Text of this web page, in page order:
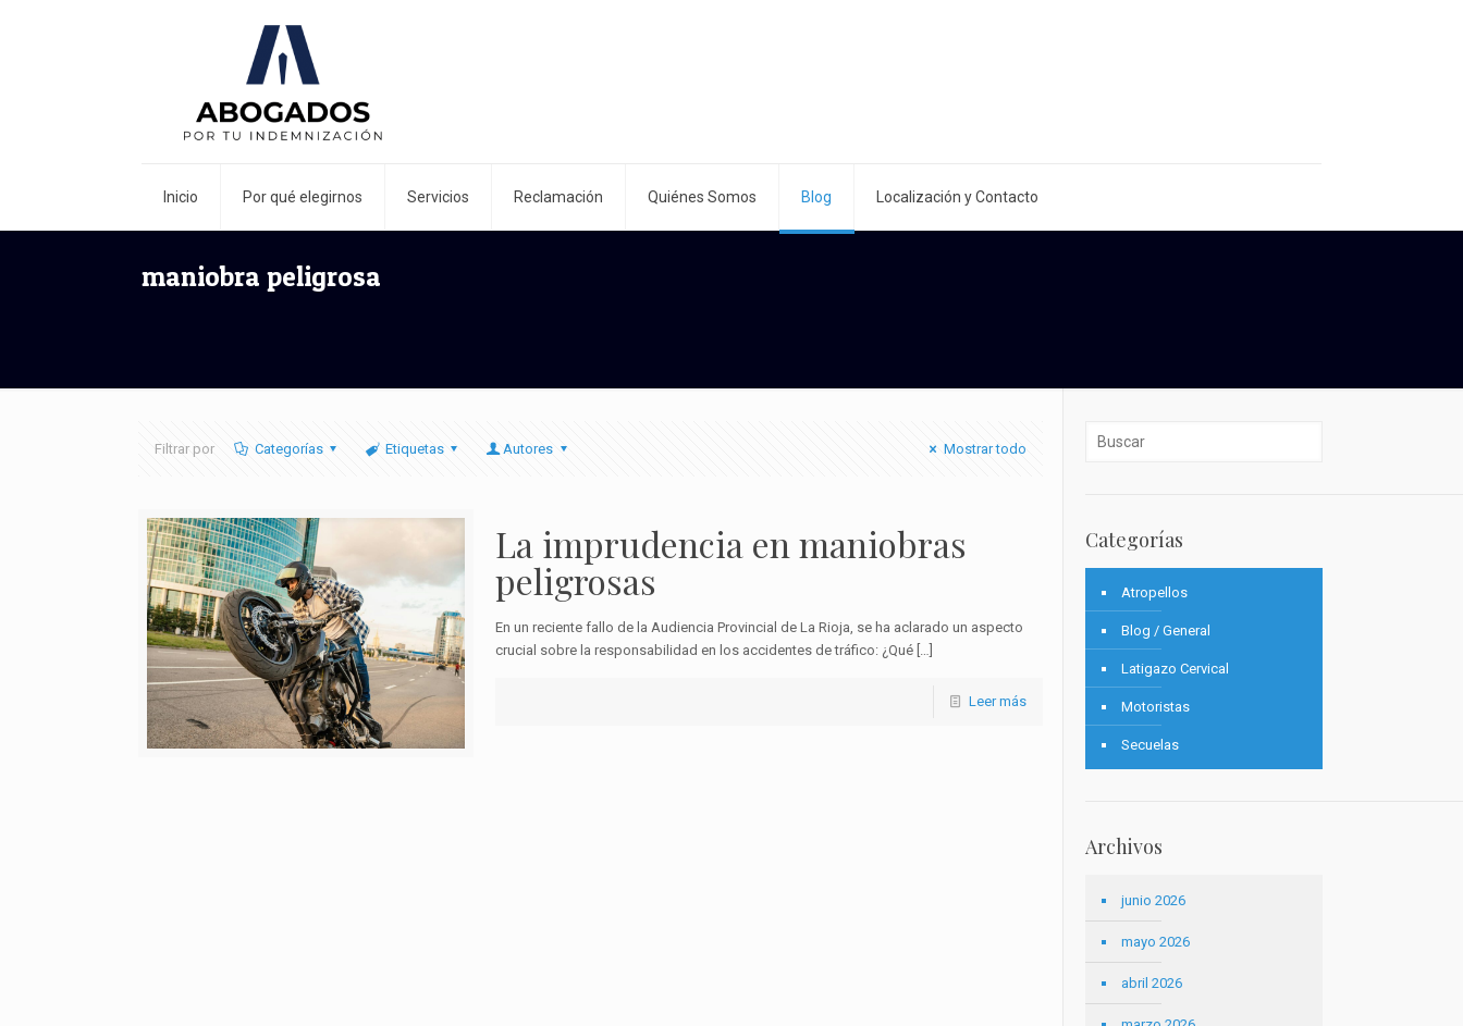
Inicio Por qué elegirnos Servicios Reclamación Quiénes Somos Blog Localización y Contacto
maniobra peligrosa
Filtrar por Categorías Etiquetas Autores Mostrar todo
La imprudencia en maniobras
peligrosas
En un reciente fallo de la Audiencia Provincial de La Rioja, se ha aclarado un aspecto
crucial sobre la responsabilidad en los accidentes de tráfico: ¿Qué[…]
Leer más
Categorías
Atropellos
Blog / General
Latigazo Cervical
Motoristas
Secuelas
Archivos
junio 2026
mayo 2026
abril 2026